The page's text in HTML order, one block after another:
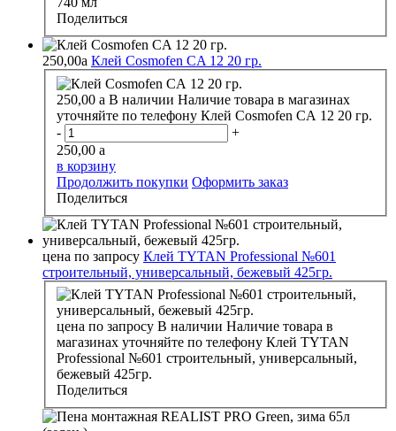
Поделиться
250,00a Клей Cosmofen CA 12 20 гр.
250,00 a В наличии Наличие товара в магазинах
уточняйте по телефону
Клей Cosmofen CA 12 20 гр.
-
+
250,00 a
в корзину
Продолжить покупки Оформить заказ
Поделиться
цена по запросу Клей TYTAN Professional №601
строительный, универсальный, бежевый 425гр.
цена по запросу В наличии Наличие товара в
магазинах уточняйте по телефону Клей TYTAN
Professional №601 строительный, универсальный,
бежевый 425гр.
Поделиться